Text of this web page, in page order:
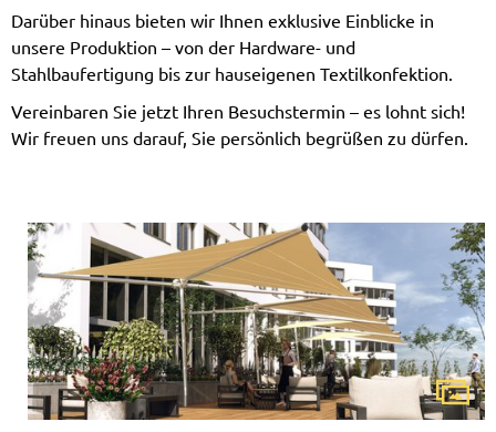
Darüber hinaus bieten wir Ihnen exklusive Einblicke in
unsere Produktion – von der Hardware- und
Stahlbaufertigung bis zur hauseigenen Textilkonfektion.
Vereinbaren Sie jetzt Ihren Besuchstermin – es lohnt sich!
Wir freuen uns darauf, Sie persönlich begrüßen zu dürfen.